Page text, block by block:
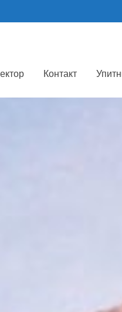
Контакт